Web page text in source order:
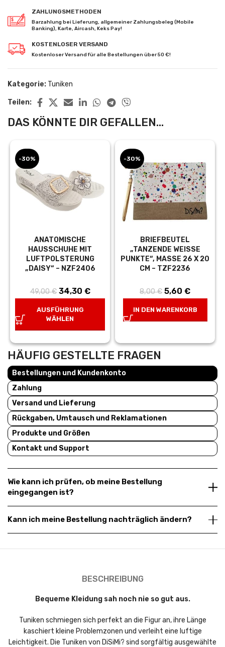
ZAHLUNGSMETHODEN
Barzahlung bei Lieferung, allgemeiner Zahlungsbeleg (Mobile
Banking), Karte, Aircash, Keks Pay!
KOSTENLOSER VERSAND
Kostenloser Versand für alle Bestellungen über 50 €!
Kategorie: Tuniken
Teilen:
DAS KÖNNTE DIR GEFALLEN...
-30%
ANATOMISCHE
HAUSSCHUHE MIT
LUFTPOLSTERUNG
„DAISY“ – NZF2406
49,00€ Ursprünglicher
49,00 €
34,30 €Aktueller
AUSFÜHRUNG
WÄHLEN
-30%
BRIEFBEUTEL
„TANZENDE WEISSE P
UNKTE“, MASSE 26 X 20 CM
– TZF2236
8,00€ Ursprünglicher
8,00 €
5,60 €
5,60 €.
IN DEN WARENKORB
HÄUFIG GESTELLTE FRAGEN
Bestellungen und Kundenkonto
Zahlung
Versand und Lieferung
Rückgaben, Umtausch und Reklamationen
Produkte und Größen
Kontakt und Support
Wie kann ich prüfen, ob meine Bestellung
eingegangen ist?
Kann ich meine Bestellung nachträglich ändern?
BESCHREIBUNG
Bequeme Kleidung sah noch nie so gut aus.
Tuniken schmiegen sich perfekt an die Figur an, ihre Länge
kaschiert kleine Problemzonen und verleiht eine luftige
Leichtigkeit. Die Tuniken von DiSiMi? sind sorgfältig ausgewählte